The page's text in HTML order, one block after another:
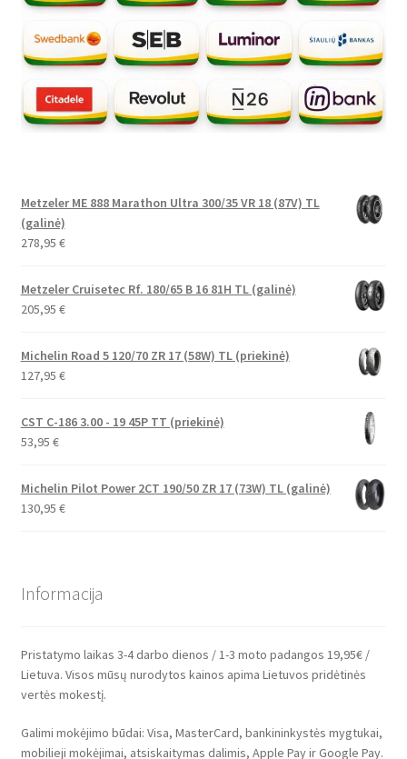
Metzeler ME 888 Marathon Ultra 300/35 VR 18 (87V) TL
(galinė)
278,95 €
Metzeler Cruisetec Rf. 180/65 B 16 81H TL (galinė)
205,95 €
Michelin Road 5 120/70 ZR 17 (58W) TL (priekinė)
127,95 €
CST C-186 3.00 - 19 45P TT (priekinė)
53,95 €
Michelin Pilot Power 2CT 190/50 ZR 17 (73W) TL (galinė)
130,95 €
Informacija
Pristatymo laikas 3-4 darbo dienos / 1-3 moto padangos 19,95€ /
Lietuva. Visos mūsų nurodytos kainos apima Lietuvos pridėtinės
vertės mokestį.
Galimi mokėjimo būdai: Visa, MasterCard, bankininkystės mygtukai,
mobilieji mokėjimai, atsiskaitymas dalimis, Apple Pay ir Google Pay.